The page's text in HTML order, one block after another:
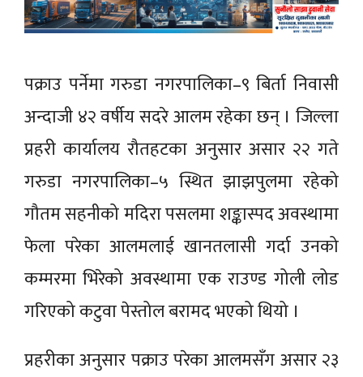
पक्राउ पर्नेमा गरुडा नगरपालिका–९ बिर्ता निवासी
अन्दाजी ४२ वर्षीय सदरे आलम रहेका छन् । जिल्ला
प्रहरी कार्यालय रौतहटका अनुसार असार २२ गते
गरुडा नगरपालिका–५ स्थित झाझपुलमा रहेको
गौतम सहनीको मदिरा पसलमा शङ्कास्पद अवस्थामा
फेला परेका आलमलाई खानतलासी गर्दा उनको
कम्मरमा भिरेको अवस्थामा एक राउण्ड गोली लोड
गरिएको कटुवा पेस्तोल बरामद भएको थियो ।
प्रहरीका अनुसार पक्राउ परेका आलमसँग असार २३